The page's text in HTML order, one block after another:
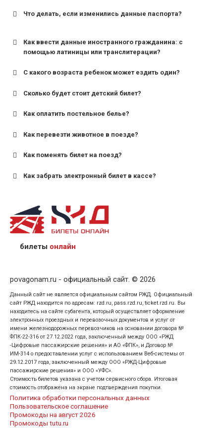
Что делать, если изменились данные паспорта?
Как ввести данные иностранного гражданина: с
помощью латиницы или транслитерации?
С какого возраста ребенок может ездить один?
для поездов дальнего следования — от 10 лет и
для пригородных поездов — от 7 лет.
Сколько будет стоит детский билет?
Как оплатить постельное белье?
Как перевезти животное в поезде?
Как поменять билет на поезд?
Как забрать электронный билет в кассе?
назвав кассиру 14-значный номер заказа;
предъявив удостоверение личности пассажира, на
кого оформлен билет.
билеты онлайн
povagonam.ru - официальный сайт. © 2026
Данный сайт не является официальным сайтом РЖД. Официальный
сайт РЖД находится по адресам: rzd.ru, pass.rzd.ru, ticket.rzd.ru. Вы
находитесь на сайте субагента, который осуществляет оформление
электронных проездных и перевозочных документов и услуг от
имени железнодорожных перевозчиков на основании договора №
ФПК-22-316 от 27.12.2022 года, заключенный между ООО «РЖД
-Цифровые пассажирские решения» и АО «ФПК», и Договор №
ИМ-314 о предоставлении услуг с использованием Веб-системы от
29.12.2017 года, заключенный между ООО «РЖД-Цифровые
пассажирские решения» и ООО «УФС».
Стоимость билетов указана с учетом сервисного сбора. Итоговая
стоимость отображена на экране подтверждения покупки.
Политика обработки персональных данных
Пользовательское соглашение
Промокоды на август 2026
Промокоды tutu.ru